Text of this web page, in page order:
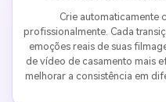
Crie automaticamente
profissionalmente. Cada
emoções reais de suas
de vídeo de casamento mais
melhorar a consistência em